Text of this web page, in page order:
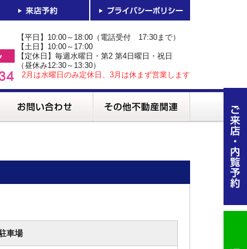
【平日】10:00～18:00（電話受付 17:30まで）
【土日】10:00～17:00
【定休日】毎週水曜日・第2 第4日曜日・祝日
（昼休み12:30～13:30）
2月は水曜日のみ定休日、3月は休まず営業します
車場